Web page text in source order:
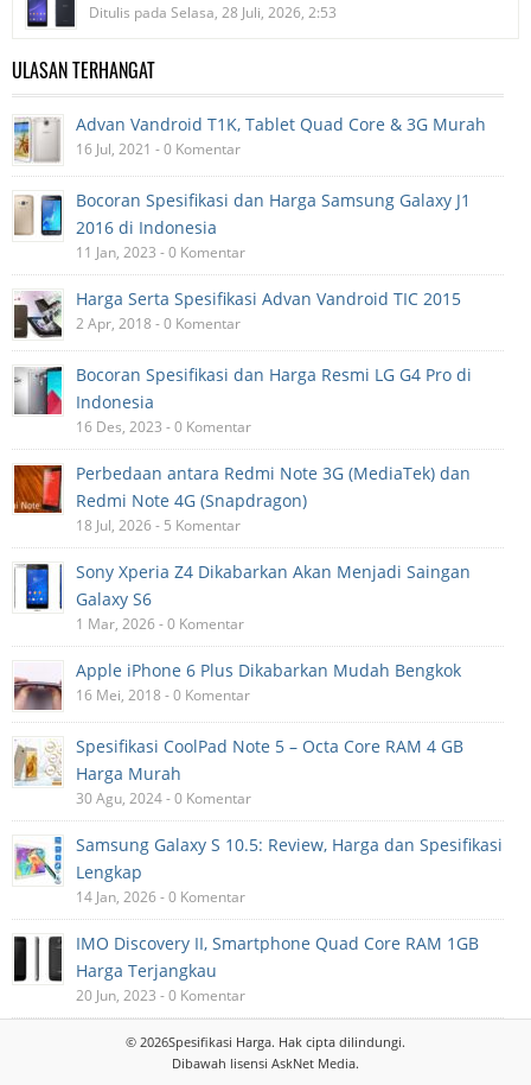
Ditulis pada Selasa, 28 Juli, 2026, 2:53
ULASAN TERHANGAT
Advan Vandroid T1K, Tablet Quad Core & 3G Murah
16 Jul, 2021 - 0 Komentar
Bocoran Spesifikasi dan Harga Samsung Galaxy J1
2016 di Indonesia
11 Jan, 2023 - 0 Komentar
Harga Serta Spesifikasi Advan Vandroid TIC 2015
2 Apr, 2018 - 0 Komentar
Bocoran Spesifikasi dan Harga Resmi LG G4 Pro di
Indonesia
16 Des, 2023 - 0 Komentar
Perbedaan antara Redmi Note 3G (MediaTek) dan
Redmi Note 4G (Snapdragon)
18 Jul, 2026 - 5 Komentar
Sony Xperia Z4 Dikabarkan Akan Menjadi Saingan
Galaxy S6
1 Mar, 2026 - 0 Komentar
Apple iPhone 6 Plus Dikabarkan Mudah Bengkok
16 Mei, 2018 - 0 Komentar
Spesifikasi CoolPad Note 5 – Octa Core RAM 4 GB
Harga Murah
30 Agu, 2024 - 0 Komentar
Samsung Galaxy S 10.5: Review, Harga dan Spesifikasi
Lengkap
14 Jan, 2026 - 0 Komentar
IMO Discovery II, Smartphone Quad Core RAM 1GB
Harga Terjangkau
20 Jun, 2023 - 0 Komentar
© 2026Spesifikasi Harga. Hak cipta dilindungi.
Dibawah lisensi AskNet Media.